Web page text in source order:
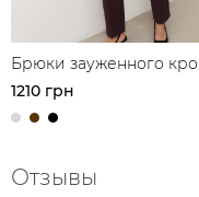
Брюки зауженного
стрелками
1210 грн
Отзывы